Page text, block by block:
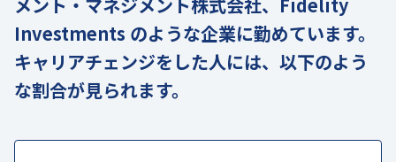
Investments のような企業に勤めています。
キャリアチェンジをした人には、以下のよう
な割合が見られます。